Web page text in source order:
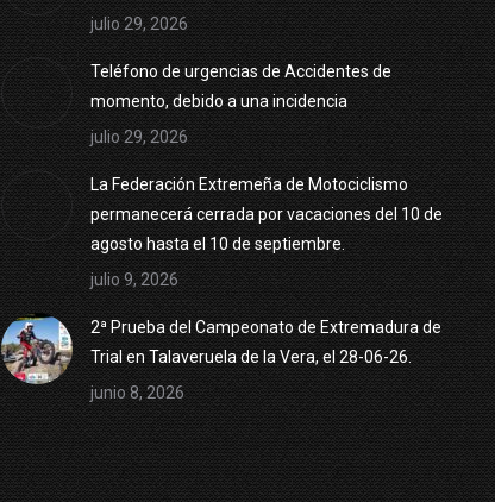
julio 29, 2026
Teléfono de urgencias de Accidentes de
momento, debido a una incidencia
julio 29, 2026
La Federación Extremeña de Motociclismo
permanecerá cerrada por vacaciones del 10 de
agosto hasta el 10 de septiembre.
julio 9, 2026
2ª Prueba del Campeonato de Extremadura de
Trial en Talaveruela de la Vera, el 28-06-26.
junio 8, 2026